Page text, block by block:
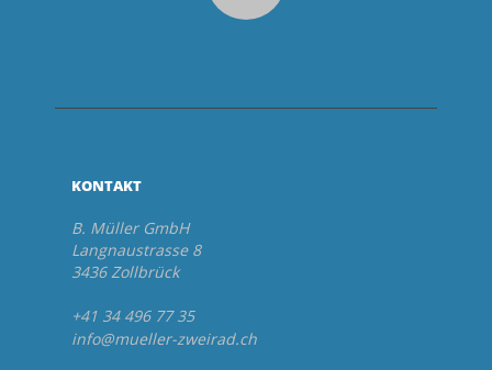
KONTAKT
B. Müller GmbH
Langnaustrasse 8
3436 Zollbrück
+41 34 496 77 35
info@mueller-zweirad.ch